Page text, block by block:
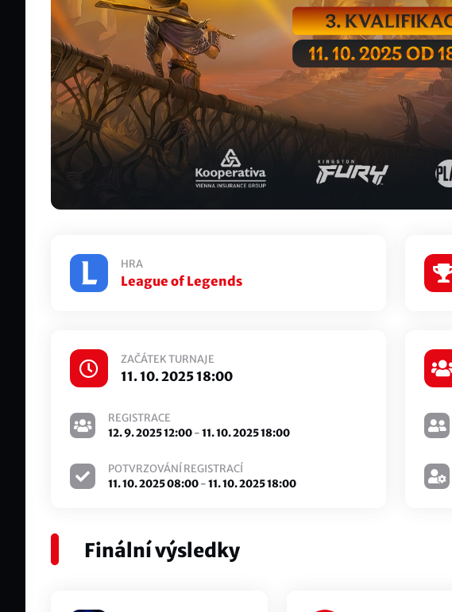
HRA
League of Legends
ZAČÁTEK TURNAJE
11. 10. 2025 18:00
REGISTRACE
12. 9. 2025 12:00-11. 10. 2025 18:00
POTVRZOVÁNÍ REGISTRACÍ
11. 10. 2025 08:00-11. 10. 2025 18:00
Finální výsledky